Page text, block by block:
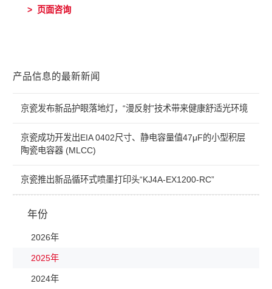
> 页面咨询
产品信息的最新新闻
京瓷发布新品护眼落地灯，“漫反射”技术带来健康舒适光环境
京瓷成功开发出EIA 0402尺寸、静电容量值47μF的小型积层
陶瓷电容器 (MLCC)
京瓷推出新品循环式喷墨打印头“KJ4A-EX1200-RC”
年份
2026年
2025年
2024年